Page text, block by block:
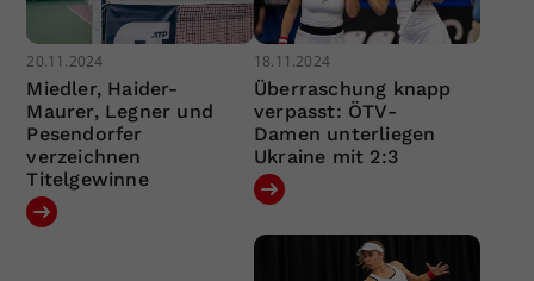
20.11.2024
Miedler, Haider-
Maurer, Legner und
Pesendorfer
verzeichnen
Titelgewinne
18.11.2024
Überraschung knapp
verpasst: ÖTV-
Damen unterliegen
Ukraine mit 2:3